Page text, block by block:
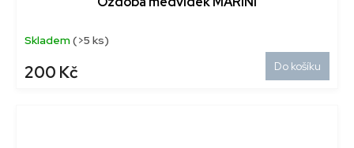
Skladem(>5 ks)
200 Kč Do košíku